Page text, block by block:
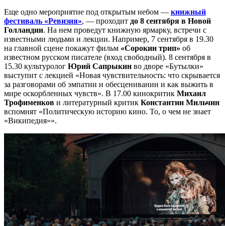
Еще одно мероприятие под открытым небом — книжный
фестиваль «Ревизия», — проходит до 8 сентября в Новой
Голландии. На нем проведут книжную ярмарку, встречи с
известными людьми и лекции. Например, 7 сентября в 19.30
на главной сцене покажут фильм «Сорокин трип» об
известном русском писателе (вход свободный). 8 сентября в
15.30 культуролог Юрий Сапрыкин во дворе «Бутылки»
выступит с лекцией «Новая чувствительность: что скрывается
за разговорами об эмпатии и обесценивании и как выжить в
мире оскорбленных чувств». В 17.00 кинокритик Михаил
Трофименков и литературный критик Константин Мильчин
вспомнят «Политическую историю кино. То, о чем не знает
«Википедия»».